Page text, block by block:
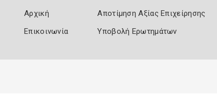
Αρχική
Επικοινωνία
Αποτίμηση Αξίας Επιχείρησης
Υποβολή Ερωτημάτων